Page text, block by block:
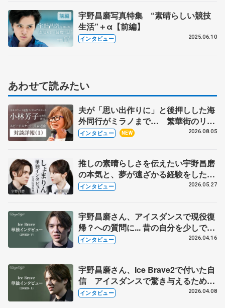
宇野昌磨写真特集 “素晴らしい競技
生活”＋α【前編】
インタビュー 2025.06.10
あわせて読みたい
夫が「思い出作りに」と後押しした海
外同行がミラノまで… 繁華街のリン
クでは不良のお兄さんも味方に 小林
インタビュー NEW 2026.08.05
推しの素晴らしさを伝えたい宇野昌磨
の本気と、夢が遠ざかる経験をした本
田真凜の覚悟
インタビュー 2026.05.27
宇野昌磨さん、アイスダンスで現役復
帰？への質問に... 昔の自分を少しでも
下回れば、次のショーはない覚悟
インタビュー 2026.04.16
宇野昌磨さん、Ice Brave2で付いた自
信 アイスダンスで驚き与えるための
練習とクオリティー 「恒例のショー
インタビュー 2026.04.08